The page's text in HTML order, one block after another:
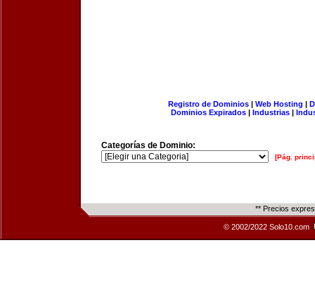
Registro de Dominios| Web Hosting |
Dominios Expirados | Industrias |
Categorías de Dominio:
[Pág.
** Precios
© 2002/2022 Solo10.com